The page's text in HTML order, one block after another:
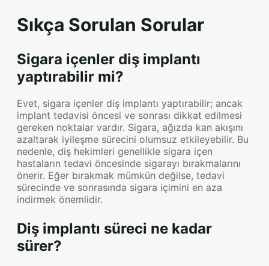
Sıkça Sorulan Sorular
Sigara içenler diş implantı
yaptırabilir mi?
Evet, sigara içenler diş implantı yaptırabilir; ancak
implant tedavisi öncesi ve sonrası dikkat edilmesi
gereken noktalar vardır. Sigara, ağızda kan akışını
azaltarak iyileşme sürecini olumsuz etkileyebilir. Bu
nedenle, diş hekimleri genellikle sigara içen
hastaların tedavi öncesinde sigarayı bırakmalarını
önerir. Eğer bırakmak mümkün değilse, tedavi
sürecinde ve sonrasında sigara içimini en aza
indirmek önemlidir.
Diş implantı süreci ne kadar
sürer?